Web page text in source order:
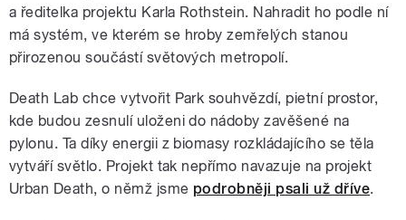
a ředitelka projektu Karla Rothstein. Nahradit ho podle ní
má systém, ve kterém se hroby zemřelých stanou
přirozenou součástí světových metropolí.
Death Lab chce vytvořit Park souhvězdí, pietní prostor,
kde budou zesnulí uloženi do nádoby zavěšené na
pylonu. Ta díky energii z biomasy rozkládajícího se těla
vytváří světlo. Projekt tak nepřímo navazuje na projekt
Urban Death, o němž jsme podrobněji psali už dříve.